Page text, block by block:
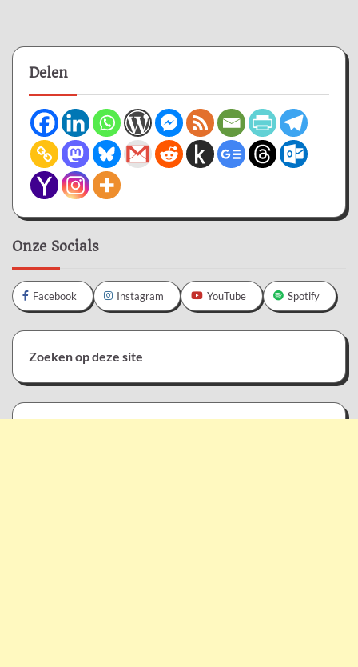
Delen
Onze Socials
Facebook Instagram YouTube Spotify
Zoeken op deze site